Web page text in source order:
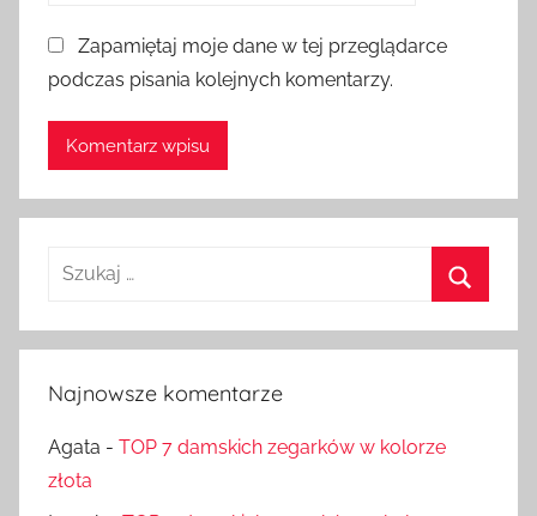
Zapamiętaj moje dane w tej przeglądarce
podczas pisania kolejnych komentarzy.
Szukaj:
Najnowsze komentarze
Agata - TOP 7 damskich zegarków w kolorze
złota